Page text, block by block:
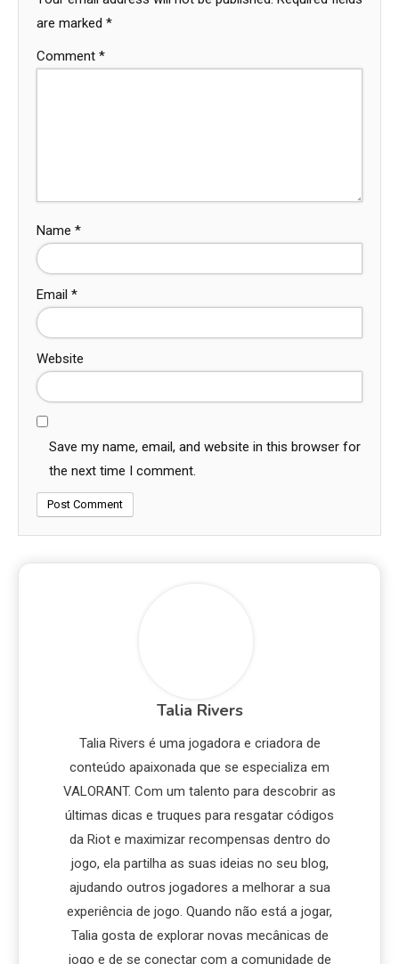
are marked *
Comment *
Name *
Email *
Website
Save my name, email, and website in this browser for
the next time I comment.
Talia Rivers
Talia Rivers é uma jogadora e criadora de
conteúdo apaixonada que se especializa em
VALORANT. Com um talento para descobrir as
últimas dicas e truques para resgatar códigos
da Riot e maximizar recompensas dentro do
jogo, ela partilha as suas ideias no seu blog,
ajudando outros jogadores a melhorar a sua
experiência de jogo. Quando não está a jogar,
Talia gosta de explorar novas mecânicas de
jogo e de se conectar com a comunidade de